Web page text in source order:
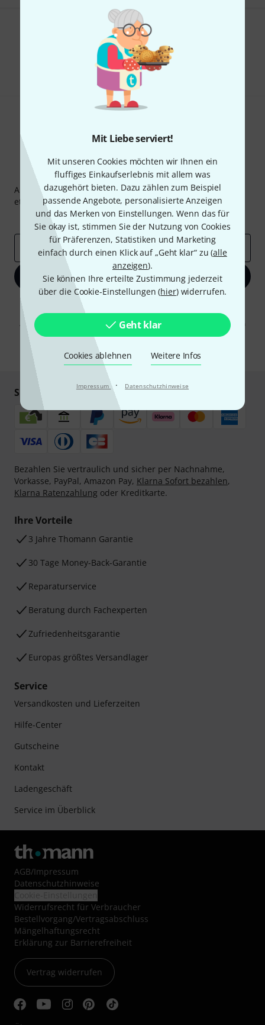
Mit Liebe serviert!
Mit unseren Cookies möchten wir Ihnen ein
fluffiges Einkaufserlebnis mit allem was
dazugehört bieten. Dazu zählen zum Beispiel
passende Angebote, personalisierte Anzeigen
und das Merken von Einstellungen. Wenn das für
Sie okay ist, stimmen Sie der Nutzung von Cookies
für Präferenzen, Statistiken und Marketing
einfach durch einen Klick auf „Geht klar“ zu (alle
anzeigen).
Sie können Ihre erteilte Zustimmung jederzeit
über die Cookie-Einstellungen (hier) widerrufen.
Geht klar
Cookies ablehnen Weitere Infos
Impressum · Datenschutzhinweise
Gefällt Ihnen, was Sie sehen?
Teilen Hilfe & Feedback
Thomann Newsletter
Abonniere den Thomann Newsletter und gewinne mit
etwas Glück einen von50 Gutscheinenüber jeweils50€
Inspirierende Beiträge
Deals Thomann Insights
E-Mail-Adresse
Jetzt anmelden
Mit Klick auf „Jetzt anmelden“ stimmen Sie dem Erhalt von E-Mail-
Werbung und einer Messung des E-Mail-Nutzungsverhaltens zu. Die
Abmeldung ist jederzeit möglich. Weitere Informationen finden Sie in
* Pflichtfeld
Sicher einkaufen & bezahlen
Bezahlen Sie vertraulich und sicher per Nachnahme,
Vorkasse, PayPal, Amazon Pay, Klarna Sofort bezahlen,
Klarna Ratenzahlung oder Kreditkarte.
Ihre Vorteile
3 Jahre Thomann Garantie
30 Tage Money-Back-Garantie
Reparaturservice
Beratung durch Fachexperten
Zufriedenheitsgarantie
Europas größtes Versandlager
Service
Versandkosten und Lieferzeiten
Hilfe-Center
Gutscheine
Kontakt
Ladengeschäft
Service im Überblick
AGB/Impressum
Datenschutzhinweise
Widerrufsrecht für Verbraucher
Bestellvorgang/Vertragsabschluss
Mängelhaftungsrecht
Erklärung zur Barrierefreiheit
Vertrag widerrufen